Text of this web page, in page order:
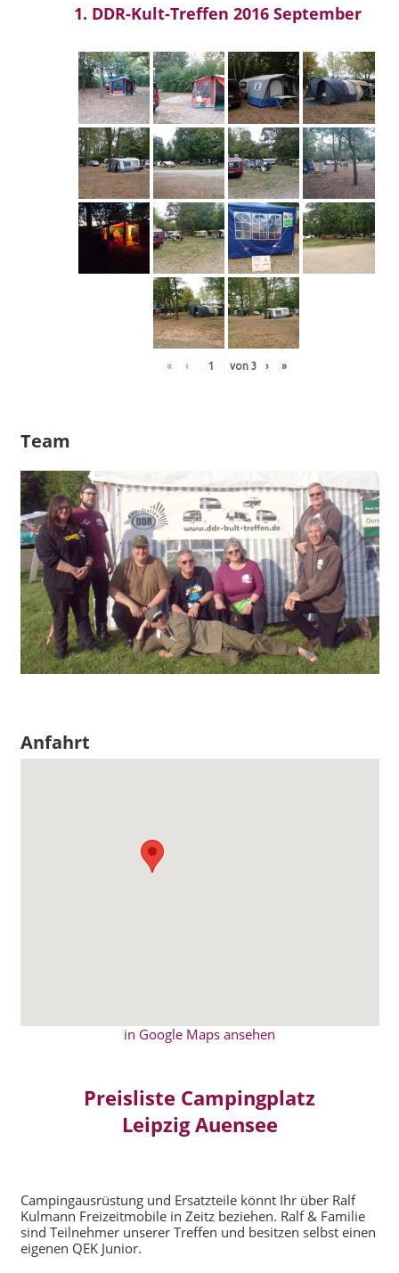
1. DDR-Kult-Treffen 2016 September
« ‹ von 3 › »
Team
Anfahrt
in Google Maps ansehen
Preisliste Campingplatz
Leipzig Auensee
Campingausrüstung und Ersatzteile könnt Ihr über Ralf
Kulmann Freizeitmobile in Zeitz beziehen. Ralf & Familie
sind Teilnehmer unserer Treffen und besitzen selbst einen
eigenen QEK Junior.